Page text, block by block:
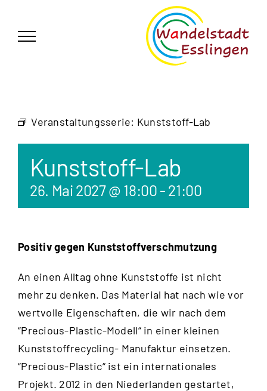
springen
Veranstaltungsserie: Kunststoff-Lab
Kunststoff-Lab
26. Mai 2027 @ 18:00 - 21:00
Positiv gegen Kunststoffverschmutzung
An einen Alltag ohne Kunststoffe ist nicht
mehr zu denken. Das Material hat nach wie vor
wertvolle Eigenschaften, die wir nach dem
“Precious-Plastic-Modell“ in einer kleinen
Kunststoffrecycling- Manufaktur einsetzen.
“Precious-Plastic“ ist ein internationales
Projekt. 2012 in den Niederlanden gestartet,